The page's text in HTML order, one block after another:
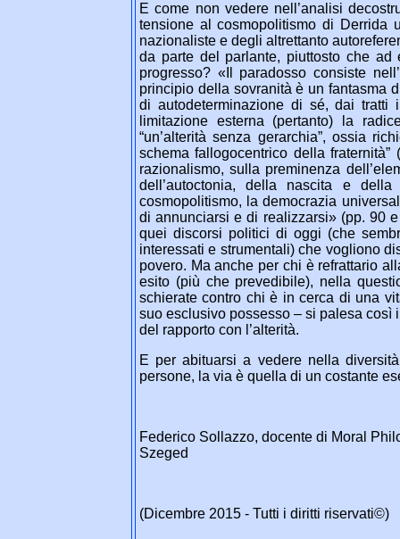
E come non vedere nell’analisi
tensione al cosmopolitismo di Derrida
nazionaliste e degli altrettanto
da parte del parlante, piuttosto che ad
progresso? «Il paradosso consiste
principio della sovranità è un fantasma
di autodeterminazione di sé, dai
limitazione esterna (pertanto) la
“un’alterità senza gerarchia”, ossia
schema fallogocentrico della
razionalismo, sulla preminenza
dell’autoctonia, della nascita e
cosmopolitismo, la democrazia
di annunciarsi e di realizzarsi» (pp. 90
quei discorsi politici di oggi (che
interessati e strumentali) che vogliono
povero. Ma anche per chi è refrattario
esito (più che prevedibile), nella
schierate contro chi è in cerca di una
suo esclusivo possesso – si palesa così
del rapporto con l’alterità.
E per abituarsi a vedere nella
persone, la via è quella di un costante
Federico Sollazzo, docente di Moral
Szeged
(Dicembre 2015 - Tutti i diritti riservati©)